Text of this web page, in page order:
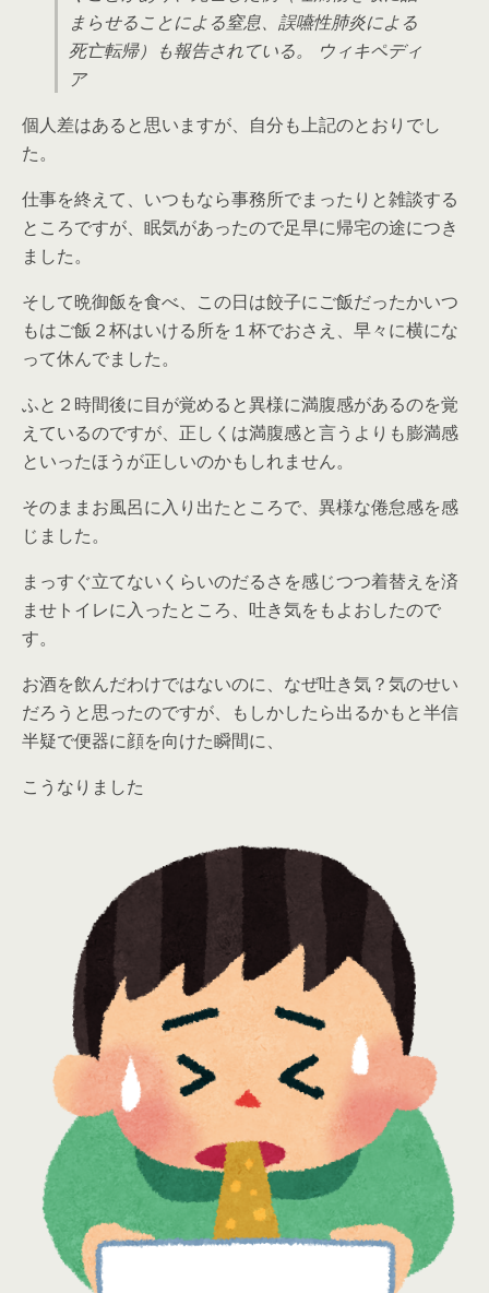
まらせることによる窒息、誤嚥性肺炎による
死亡転帰）も報告されている。 ウィキペディ
ア
個人差はあると思いますが、自分も上記のとおりでし
た。
仕事を終えて、いつもなら事務所でまったりと雑談する
ところですが、眠気があったので足早に帰宅の途につき
ました。
そして晩御飯を食べ、この日は餃子にご飯だったかいつ
もはご飯２杯はいける所を１杯でおさえ、早々に横にな
って休んでました。
ふと２時間後に目が覚めると異様に満腹感があるのを覚
えているのですが、正しくは満腹感と言うよりも膨満感
といったほうが正しいのかもしれません。
そのままお風呂に入り出たところで、異様な倦怠感を感
じました。
まっすぐ立てないくらいのだるさを感じつつ着替えを済
ませトイレに入ったところ、吐き気をもよおしたので
す。
お酒を飲んだわけではないのに、なぜ吐き気？気のせい
だろうと思ったのですが、もしかしたら出るかもと半信
半疑で便器に顔を向けた瞬間に、
こうなりました